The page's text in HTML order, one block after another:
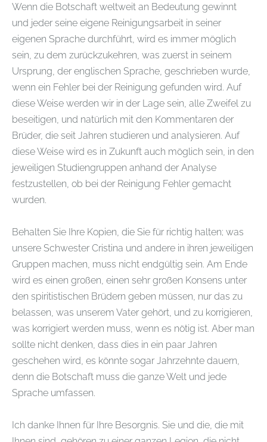
Wenn die Botschaft weltweit an Bedeutung gewinnt
und jeder seine eigene Reinigungsarbeit in seiner
eigenen Sprache durchführt, wird es immer möglich
sein, zu dem zurückzukehren, was zuerst in seinem
Ursprung, der englischen Sprache, geschrieben wurde,
wenn ein Fehler bei der Reinigung gefunden wird. Auf
diese Weise werden wir in der Lage sein, alle Zweifel zu
beseitigen, und natürlich mit den Kommentaren der
Brüder, die seit Jahren studieren und analysieren. Auf
diese Weise wird es in Zukunft auch möglich sein, in den
jeweiligen Studiengruppen anhand der Analyse
festzustellen, ob bei der Reinigung Fehler gemacht
wurden.
Behalten Sie Ihre Kopien, die Sie für richtig halten; was
unsere Schwester Cristina und andere in ihren jeweiligen
Gruppen machen, muss nicht endgültig sein. Am Ende
wird es einen großen, einen sehr großen Konsens unter
den spiritistischen Brüdern geben müssen, nur das zu
belassen, was unserem Vater gehört, und zu korrigieren,
was korrigiert werden muss, wenn es nötig ist. Aber man
sollte nicht denken, dass dies in ein paar Jahren
geschehen wird, es könnte sogar Jahrzehnte dauern,
denn die Botschaft muss die ganze Welt und jede
Sprache umfassen.
Ich danke Ihnen für Ihre Besorgnis. Sie und die, die mit